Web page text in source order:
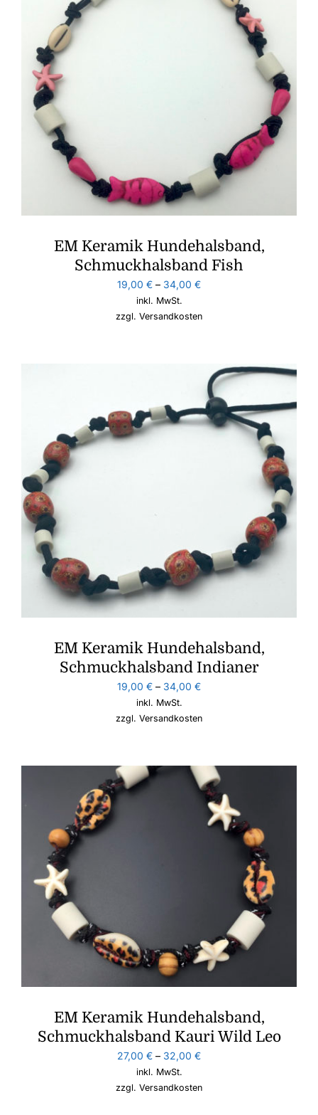
EM Keramik Hundehalsband,
Schmuckhalsband Fish
19,00 € – 34,00 €
inkl. MwSt.
zzgl. Versandkosten
EM Keramik Hundehalsband,
Schmuckhalsband Indianer
19,00 € – 34,00 €
inkl. MwSt.
zzgl. Versandkosten
EM Keramik Hundehalsband,
Schmuckhalsband Kauri Wild Leo
27,00 € – 32,00 €
inkl. MwSt.
zzgl. Versandkosten